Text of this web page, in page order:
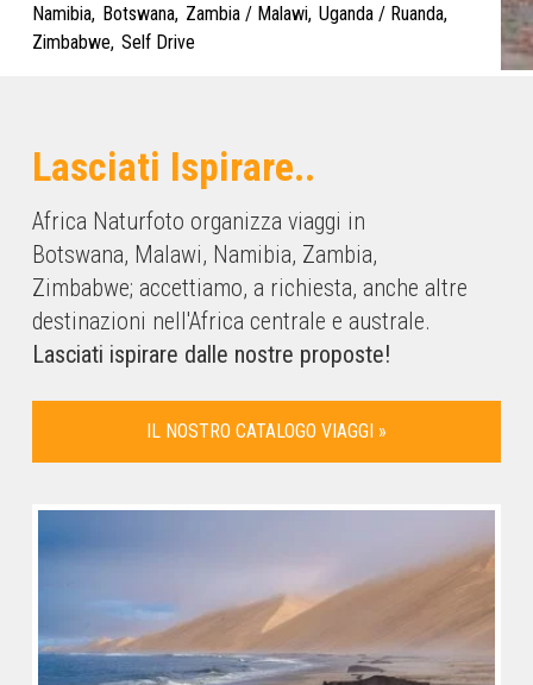
Namibia Botswana Zambia / Malawi Uganda / Ruanda
Zimbabwe Self Drive
Lasciati Ispirare..
Africa Naturfoto organizza viaggi in
Botswana, Malawi, Namibia, Zambia,
Zimbabwe; accettiamo, a richiesta, anche altre
destinazioni nell'Africa centrale e australe.
Lasciati ispirare dalle nostre proposte!
IL NOSTRO CATALOGO VIAGGI »